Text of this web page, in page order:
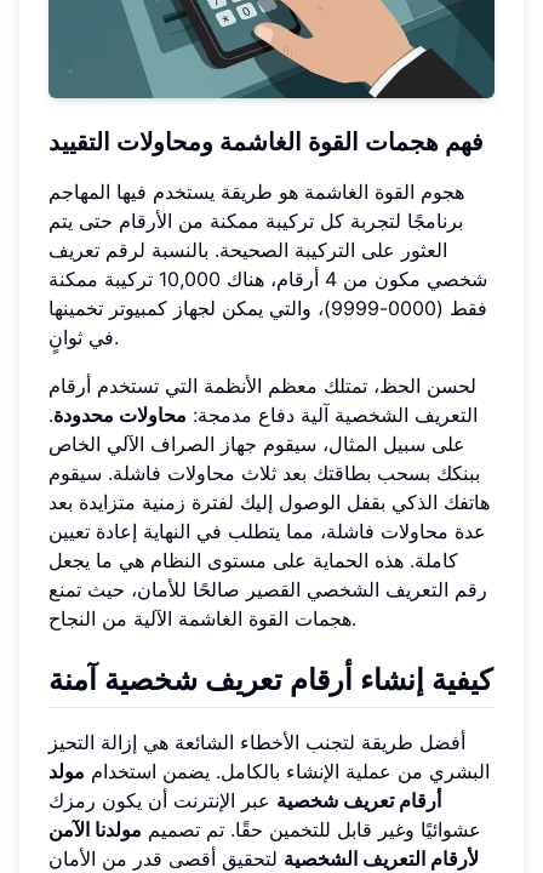
فهم هجمات القوة الغاشمة ومحاولات التقييد
هجوم القوة الغاشمة هو طريقة يستخدم فيها المهاجم
برنامجًا لتجربة كل تركيبة ممكنة من الأرقام حتى يتم
العثور على التركيبة الصحيحة. بالنسبة لرقم تعريف
شخصي مكون من 4 أرقام، هناك 10,000 تركيبة ممكنة
فقط (0000-9999)، والتي يمكن لجهاز كمبيوتر تخمينها
في ثوانٍ.
لحسن الحظ، تمتلك معظم الأنظمة التي تستخدم أرقام
التعريف الشخصية آلية دفاع مدمجة: محاولات محدودة.
على سبيل المثال، سيقوم جهاز الصراف الآلي الخاص
ببنكك بسحب بطاقتك بعد ثلاث محاولات فاشلة. سيقوم
هاتفك الذكي بقفل الوصول إليك لفترة زمنية متزايدة بعد
عدة محاولات فاشلة، مما يتطلب في النهاية إعادة تعيين
كاملة. هذه الحماية على مستوى النظام هي ما يجعل
رقم التعريف الشخصي القصير صالحًا للأمان، حيث تمنع
هجمات القوة الغاشمة الآلية من النجاح.
كيفية إنشاء أرقام تعريف شخصية آمنة
أفضل طريقة لتجنب الأخطاء الشائعة هي إزالة التحيز
البشري من عملية الإنشاء بالكامل. يضمن استخدام مولد
أرقام تعريف شخصية عبر الإنترنت أن يكون رمزك
عشوائيًا وغير قابل للتخمين حقًا. تم تصميم مولدنا الآمن
لأرقام التعريف الشخصية لتحقيق أقصى قدر من الأمان